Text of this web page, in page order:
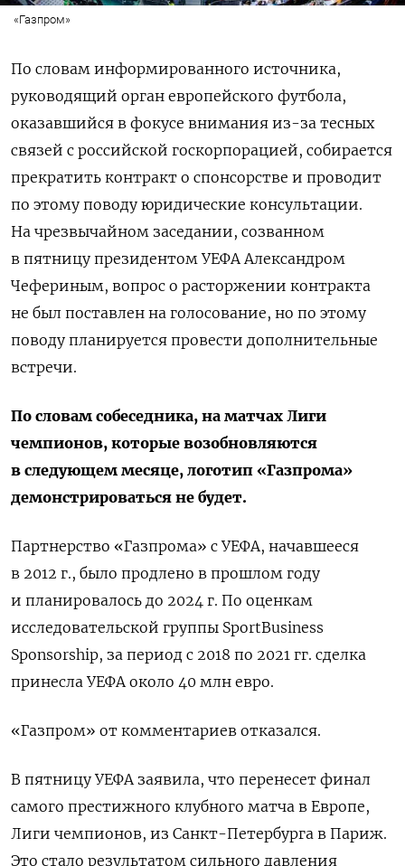
«Газпром»
По словам информированного источника,
руководящий орган европейского футбола,
оказавшийся в фокусе внимания из-за тесных
связей с российской госкорпорацией, собирается
прекратить контракт о спонсорстве и проводит
по этому поводу юридические консультации.
На чрезвычайном заседании, созванном
в пятницу президентом УЕФА Александром
Чефериным, вопрос о расторжении контракта
не был поставлен на голосование, но по этому
поводу планируется провести дополнительные
встречи.
По словам собеседника, на матчах Лиги
чемпионов, которые возобновляются
в следующем месяце, логотип «Газпрома»
демонстрироваться не будет.
Партнерство «Газпрома» с УЕФА, начавшееся
в 2012 г., было продлено в прошлом году
и планировалось до 2024 г. По оценкам
исследовательской группы SportBusiness
Sponsorship, за период с 2018 по 2021 гг. сделка
принесла УЕФА около 40 млн евро.
«Газпром» от комментариев отказался.
В пятницу УЕФА заявила, что перенесет финал
самого престижного клубного матча в Европе,
Лиги чемпионов, из Санкт-Петербурга в Париж.
Это стало результатом сильного давления